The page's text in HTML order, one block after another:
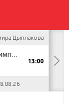
Цыплакова
ДНМ-ОЛИМПИК
13:00